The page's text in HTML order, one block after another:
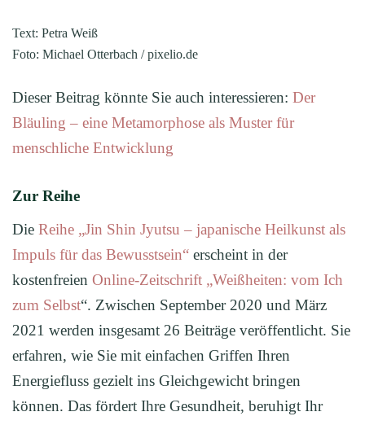
Text: Petra Weiß
Foto: Michael Otterbach / pixelio.de
Dieser Beitrag könnte Sie auch interessieren: Der
Bläuling – eine Metamorphose als Muster für
menschliche Entwicklung
Zur Reihe
Die Reihe „Jin Shin Jyutsu – japanische Heilkunst als
Impuls für das Bewusstsein“ erscheint in der
kostenfreien Online-Zeitschrift „Weißheiten: vom Ich
zum Selbst“. Zwischen September 2020 und März
2021 werden insgesamt 26 Beiträge veröffentlicht. Sie
erfahren, wie Sie mit einfachen Griffen Ihren
Energiefluss gezielt ins Gleichgewicht bringen
können. Das fördert Ihre Gesundheit, beruhigt Ihr